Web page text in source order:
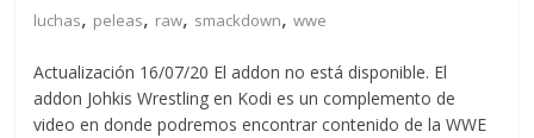
luchas, peleas, raw, smackdown,wwe
Actualización 16/07/20 El addon no está disponible. El
addon Johkis Wrestling en Kodi es un complemento de
video en donde podremos encontrar contenido de la WWE